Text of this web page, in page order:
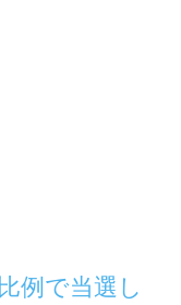
例で当選し